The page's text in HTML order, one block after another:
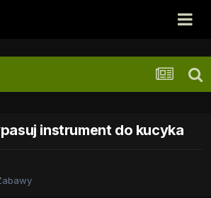
instrument do kucyka